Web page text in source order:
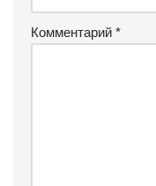
Комментарий *